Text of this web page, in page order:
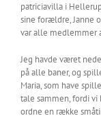
patriciavilla i
sine forældre, Janne
var alle medlemmer
Jeg havde været
på alle baner, og
Maria, som have
tale sammen, fordi
ordne en række